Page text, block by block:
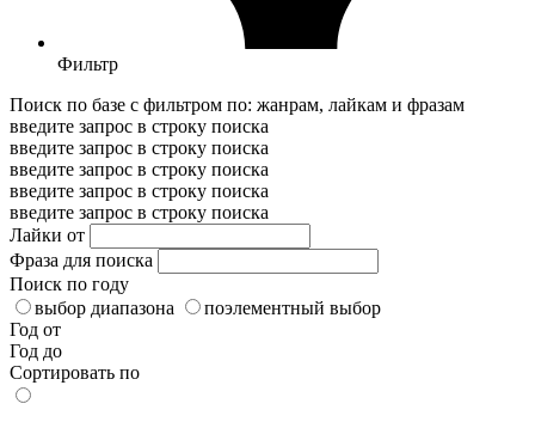
Фильтр
Поиск по базе с фильтром по: жанрам, лайкам и фразам
введите запрос в строку поиска
введите запрос в строку поиска
введите запрос в строку поиска
введите запрос в строку поиска
введите запрос в строку поиска
Лайки от
Фраза для поиска
Поиск по году
выбор диапазона
поэлементный выбор
Год от
Год до
Сортировать по